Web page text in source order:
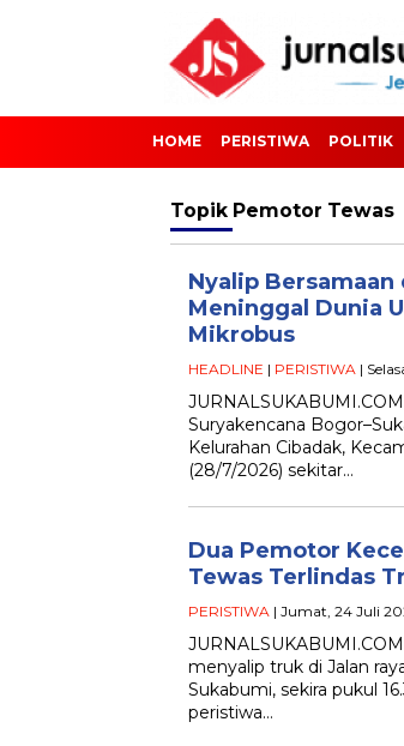
HOME PERISTIWA POLITIK
Topik Pemotor Tewas
Nyalip
Meninggal Dunia
Mikrobus
HEADLINE | PERISTIWA |
Suryakencana
Kelurahan Cibadak,
(28/7/2026) sekitar…
Dua Pemotor
Tewas Terlindas
PERISTIWA | Jumat, 24 Juli
menyalip truk di Jalan
Sukabumi, sekira pukul
peristiwa…